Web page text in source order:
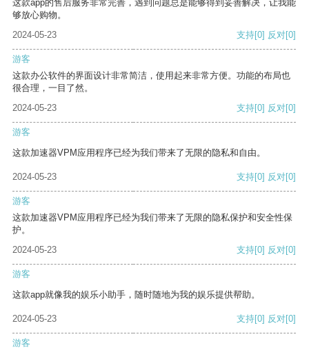
这款app的售后服务非常完善，遇到问题总是能够得到妥善解决，让我能
够放心购物。
2024-05-23
支持[0] 反对[0]
游客
这款办公软件的界面设计非常简洁，使用起来非常方便。功能的布局也
很合理，一目了然。
2024-05-23
支持[0] 反对[0]
游客
这款加速器VPM应用程序已经为我们带来了无限的隐私和自由。
2024-05-23 支持[0] 反对[0]
游客
这款加速器VPM应用程序已经为我们带来了无限的隐私保护和安全性保
护。
2024-05-23
支持[0] 反对[0]
游客
这款app就像我的娱乐小助手，随时随地为我的娱乐提供帮助。
2024-05-23 支持[0] 反对[0]
游客